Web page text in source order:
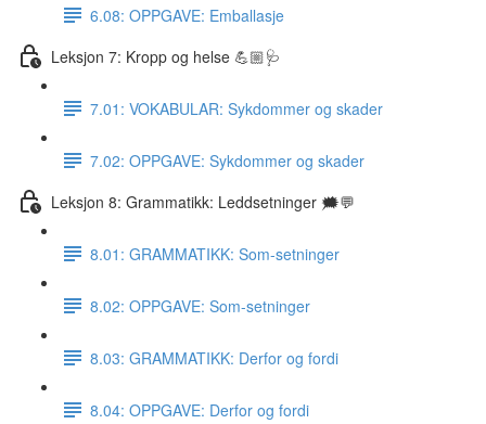
6.08: OPPGAVE: Emballasje
Leksjon 7: Kropp og helse 💪🏼🩺
7.01: VOKABULAR: Sykdommer og skader
7.02: OPPGAVE: Sykdommer og skader
Leksjon 8: Grammatikk: Leddsetninger 🗯💬
8.01: GRAMMATIKK: Som-setninger
8.02: OPPGAVE: Som-setninger
8.03: GRAMMATIKK: Derfor og fordi
8.04: OPPGAVE: Derfor og fordi